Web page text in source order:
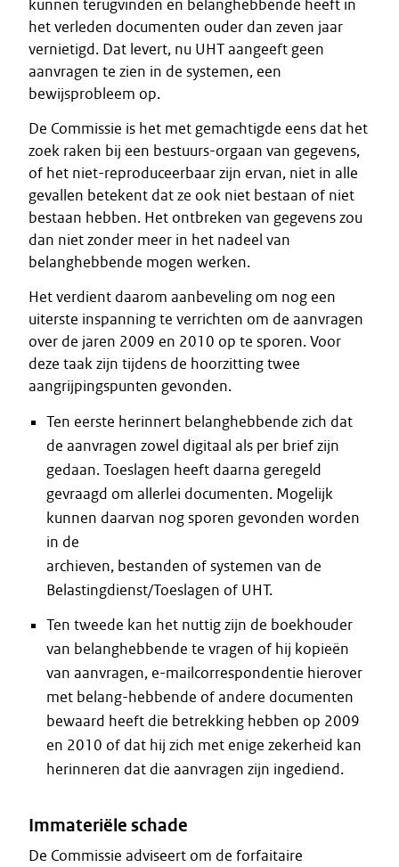
kunnen terugvinden en belanghebbende heeft in
het verleden documenten ouder dan zeven jaar
vernietigd. Dat levert, nu UHT aangeeft geen
aanvragen te zien in de systemen, een
bewijsprobleem op.
De Commissie is het met gemachtigde eens dat het
zoek raken bij een bestuurs-orgaan van gegevens,
of het niet-reproduceerbaar zijn ervan, niet in alle
gevallen betekent dat ze ook niet bestaan of niet
bestaan hebben. Het ontbreken van gegevens zou
dan niet zonder meer in het nadeel van
belanghebbende mogen werken.
Het verdient daarom aanbeveling om nog een
uiterste inspanning te verrichten om de aanvragen
over de jaren 2009 en 2010 op te sporen. Voor
deze taak zijn tijdens de hoorzitting twee
aangrijpingspunten gevonden.
Ten eerste herinnert belanghebbende zich dat
de aanvragen zowel digitaal als per brief zijn
gedaan. Toeslagen heeft daarna geregeld
gevraagd om allerlei documenten. Mogelijk
kunnen daarvan nog sporen gevonden worden
in de
archieven, bestanden of systemen van de
Belastingdienst/Toeslagen of UHT.
Ten tweede kan het nuttig zijn de boekhouder
van belanghebbende te vragen of hij kopieën
van aanvragen, e-mailcorrespondentie hierover
met belang-hebbende of andere documenten
bewaard heeft die betrekking hebben op 2009
en 2010 of dat hij zich met enige zekerheid kan
herinneren dat die aanvragen zijn ingediend.
Immateriële schade
De Commissie adviseert om de forfaitaire